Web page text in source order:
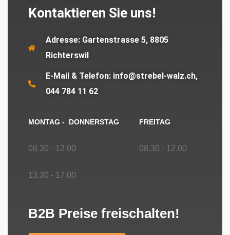
Kontaktieren Sie uns!
Adresse: Gartenstrasse 5, 8805
Richterswil
E-Mail & Telefon: info@strebel-walz.ch,
044 784 11 62
MONTAG - DONNERSTAG FREITAG
08.30 - 12.00 08.30 - 12.00
13.30 - 17.00
B2B Preise freischalten!